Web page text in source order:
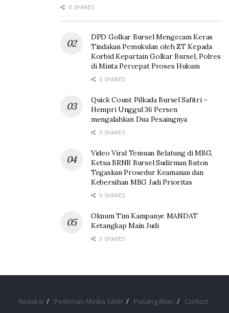
0 SHARES
DPD Golkar Bursel Mengecam Keras
Tindakan Pemukulan oleh ZT Kepada
Korbid Kepartain Golkar Bursel, Polres
di Minta Percepat Proses Hukum
0 SHARES
Quick Count Pilkada Bursel Safitri –
Hempri Unggul 36 Persen
mengalahkan Dua Pesaingnya
0 SHARES
Video Viral Temuan Belatung di MBG,
Ketua BRNR Bursel Sudirman Buton
Tegaskan Prosedur Keamanan dan
Kebersihan MBG Jadi Prioritas
0 SHARES
Oknum Tim Kampanye MANDAT
Ketangkap Main Judi
0 SHARES
Redaksi Pedoman Media Siber Pasang Iklan Contact